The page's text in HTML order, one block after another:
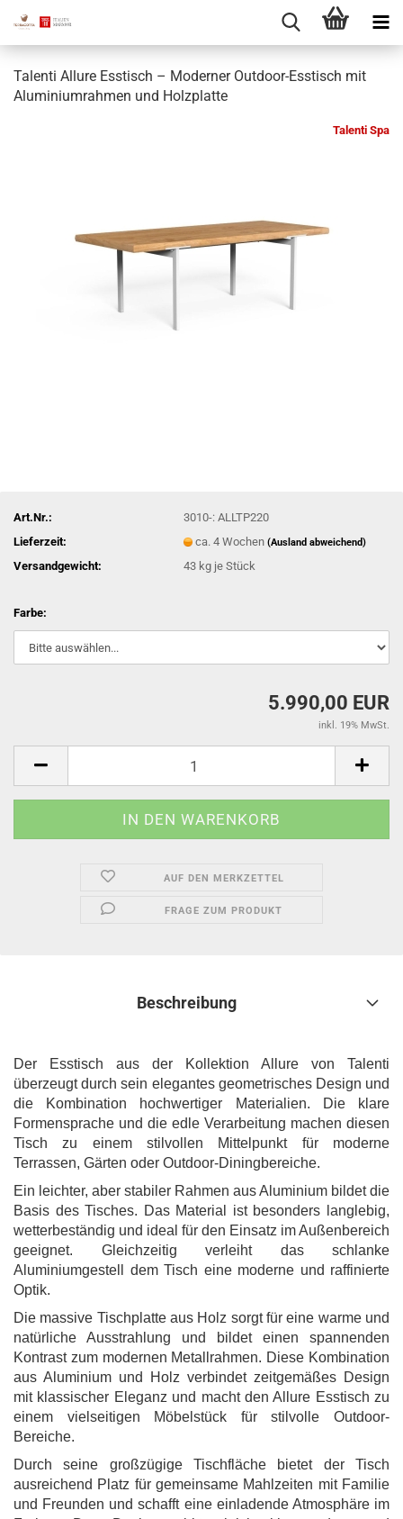
Talenti Allure Esstisch – Moderner Outdoor-Esstisch mit
Aluminiumrahmen und Holzplatte
Talenti Spa
Art.Nr.:
3010-: ALLTP220
Lieferzeit:
ca. 4 Wochen(Ausland abweichend)
Versandgewicht: 43 kg je Stück
Farbe:
5.990,00 EUR
inkl. 19% MwSt.
AUF DEN MERKZETTEL
FRAGE ZUM PRODUKT
Beschreibung
Der Esstisch aus der Kollektion Allure von Talenti
überzeugt durch sein elegantes geometrisches Design und
die Kombination hochwertiger Materialien. Die klare
Formensprache und die edle Verarbeitung machen diesen
Tisch zu einem stilvollen Mittelpunkt für moderne
Terrassen, Gärten oder Outdoor-Diningbereiche.
Ein leichter, aber stabiler Rahmen aus Aluminium bildet die
Basis des Tisches. Das Material ist besonders langlebig,
wetterbeständig und ideal für den Einsatz im Außenbereich
geeignet. Gleichzeitig verleiht das schlanke
Aluminiumgestell dem Tisch eine moderne und raffinierte
Optik.
Die massive Tischplatte aus Holz sorgt für eine warme und
natürliche Ausstrahlung und bildet einen spannenden
Kontrast zum modernen Metallrahmen. Diese Kombination
aus Aluminium und Holz verbindet zeitgemäßes Design
mit klassischer Eleganz und macht den Allure Esstisch zu
einem vielseitigen Möbelstück für stilvolle Outdoor-
Bereiche.
Durch seine großzügige Tischfläche bietet der Tisch
ausreichend Platz für gemeinsame Mahlzeiten mit Familie
und Freunden und schafft eine einladende Atmosphäre im